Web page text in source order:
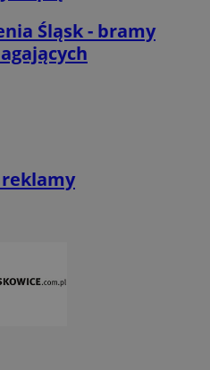
Śląsk - bramy
reklamy